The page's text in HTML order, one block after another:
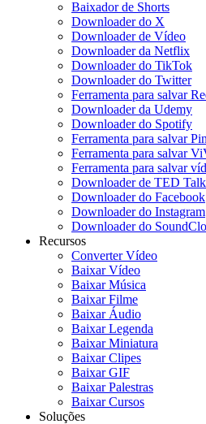
Baixador de Shorts
Downloader do X
Downloader de Vídeo
Downloader da Netflix
Downloader do TikTok
Downloader do Twitter
Ferramenta para salvar
Downloader da Udemy
Downloader do Spotify
Ferramenta para salvar
Ferramenta para salvar
Ferramenta para salvar
Downloader de TED
Downloader do Facebook
Downloader do Instagram
Downloader do
Recursos
Converter Vídeo
Baixar Vídeo
Baixar Música
Baixar Filme
Baixar Áudio
Baixar Legenda
Baixar Miniatura
Baixar Clipes
Baixar GIF
Baixar Palestras
Baixar Cursos
Soluções